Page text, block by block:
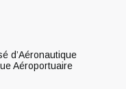
d’Aéronautique
Aéroportuaire